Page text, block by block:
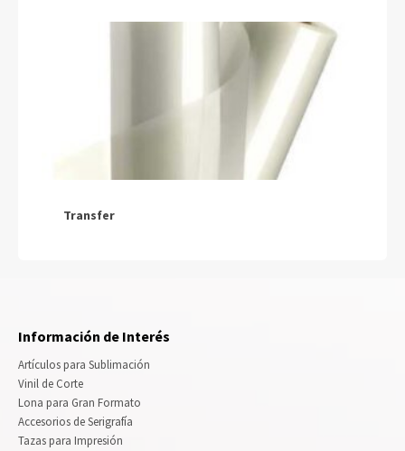
Transfer
Información de Interés
Artículos para Sublimación
Vinil de Corte
Lona para Gran Formato
Accesorios de Serigrafía
Tazas para Impresión